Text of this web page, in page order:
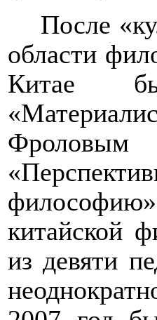
После
области
Китае
Фроловым
китайской
из девяти